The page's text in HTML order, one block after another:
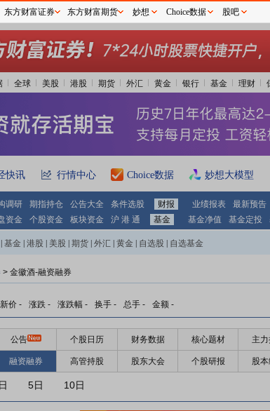
全球 美股 港股 期货 外汇 黄金 银行 基金 理财
快讯 行情中心 Choice数据 妙想大模型
调研 期指持仓 公告大全 条件选股 财报 业绩报表 最新预告
资金 个股资金 板块资金 沪 港 通 基金 基金净值 基金定投
基金 港股 美股 期货 外汇 黄金 自选股 自选基金
> 金徽酒-融资融券
价 - 涨跌 - 涨跌幅 - 换手 - 总手 - 金额 -
公告 个股日历 财务数据 核心题材 主
融资融券 高管持股 股东大会 个股研报 股
5日 10日
东方财富证券 东方财富期货 妙想 Choice数据 股吧